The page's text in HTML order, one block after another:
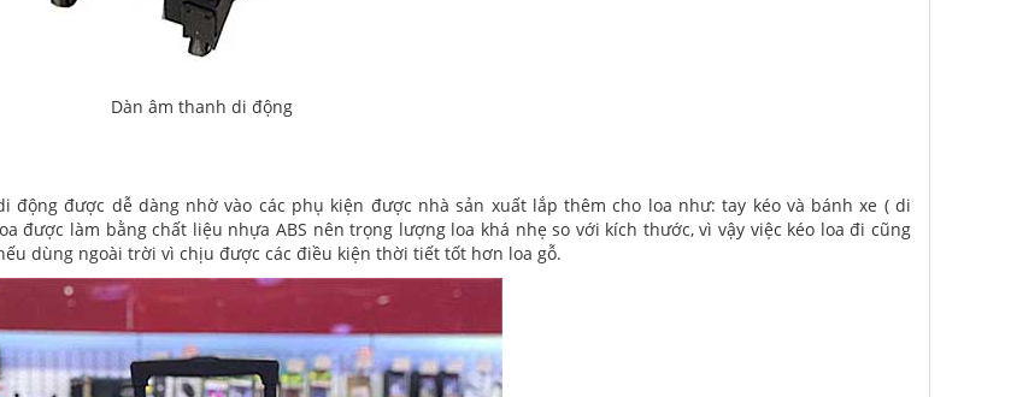
Dàn âm thanh di động
được dễ dàng nhờ vào các phụ kiện được nhà sản xuất lắp thêm cho loa như: tay kéo và bánh xe ( di
được làm bằng chất liệu nhựa ABS nên trọng lượng loa khá nhẹ so với kích thước, vì vậy việc kéo loa đi cũng
dùng ngoài trời vì chịu được các điều kiện thời tiết tốt hơn loa gỗ.